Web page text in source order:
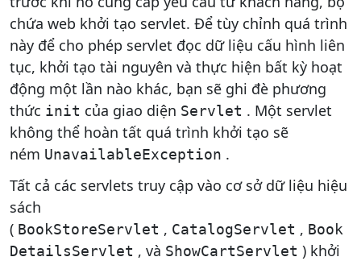
chứa web khởi tạo servlet. Để tùy chỉnh quá trình
này để cho phép servlet đọc dữ liệu cấu hình liên
tục, khởi tạo tài nguyên và thực hiện bất kỳ hoạt
động một lần nào khác, bạn sẽ ghi đè phương
thức init của giao diện Servlet . Một servlet
không thể hoàn tất quá trình khởi tạo sẽ
ném UnavailableException .
Tất cả các servlets truy cập vào cơ sở dữ liệu hiệu
sách
( BookStoreServlet , CatalogServlet , Book
DetailsServlet , và ShowCartServlet ) khởi